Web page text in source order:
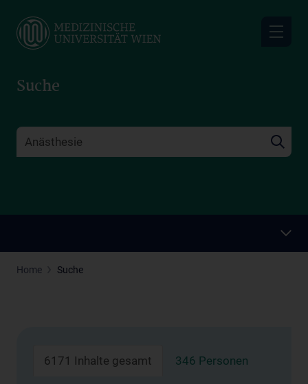
main
Suche
Home Suche
6171 Inhalte gesamt 346 Personen